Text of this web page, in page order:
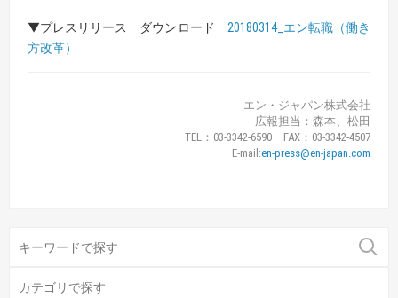
▼プレスリリース ダウンロード 20180314_エン転職（働き
方改革）
エン・ジャパン株式会社
広報担当：森本、松田
TEL：03-3342-6590 FAX：03-3342-4507
E-mail:en-press@en-japan.com